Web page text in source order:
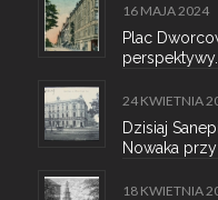
16 MAJA 2024
Plac
perspektywy.
24 KWIETNIA
Dzisiaj
Nowaka przy
18 KWIETNIA